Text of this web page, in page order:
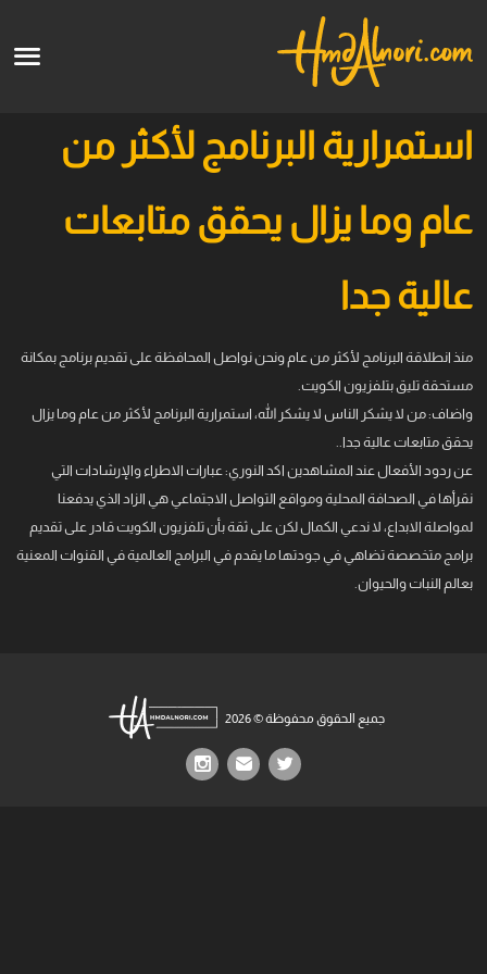
الرئيسية
قالو عنا
الدورات
قريبا
English
استمرارية البرنامج لأكثر من
عام وما يزال يحقق متابعات
عالية جدا
منذ انطلاقة البرنامج لأكثر من عام ونحن نواصل المحافظة على تقديم برنامج بمكانة
مستحقة تليق بتلفزيون الكويت.
واضاف: من لا يشكر الناس لا يشكر الله، استمرارية البرنامج لأكثر من عام وما يزال
يحقق متابعات عالية جدا..
عن ردود الأفعال عند المشاهدين اكد النوري: عبارات الاطراء والإرشادات التي
نقرأها في الصحافة المحلية ومواقع التواصل الاجتماعي هي الزاد الذي يدفعنا
لمواصلة الابداع، لا ندعي الكمال لكن على ثقة بأن تلفزيون الكويت قادر على تقديم
برامج متخصصة تضاهي في جودتها ما يقدم في البرامج العالمية في القنوات المعنية
بعالم النبات والحيوان.
جميع الحقوق محفوظة © 2026